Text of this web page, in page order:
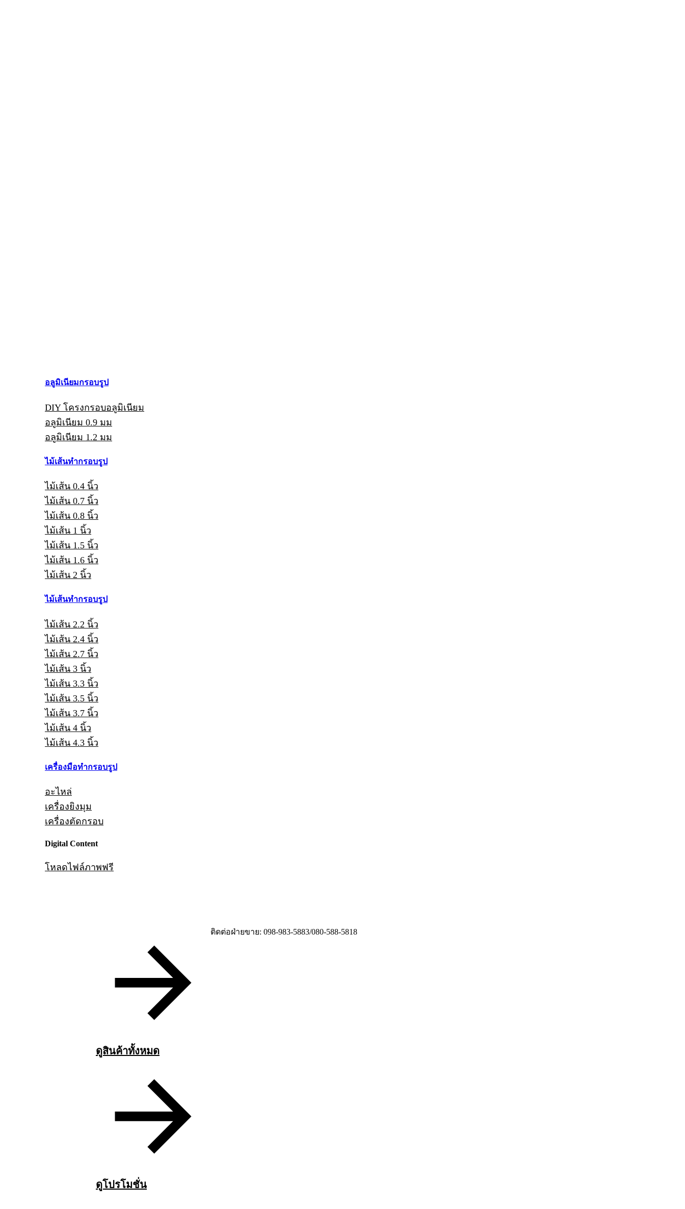
อลูมิเนียมกรอบรูป
DIY โครงกรอบอลูมิเนียม
อลูมิเนียม 0.9 มม
อลูมิเนียม 1.2 มม
ไม้เส้นทำกรอบรูป
ไม้เส้น 0.4 นิ้ว
ไม้เส้น 0.7 นิ้ว
ไม้เส้น 0.8 นิ้ว
ไม้เส้น 1 นิ้ว
ไม้เส้น 1.5 นิ้ว
ไม้เส้น 1.6 นิ้ว
ไม้เส้น 2 นิ้ว
ไม้เส้นทำกรอบรูป
ไม้เส้น 2.2 นิ้ว
ไม้เส้น 2.4 นิ้ว
ไม้เส้น 2.7 นิ้ว
ไม้เส้น 3 นิ้ว
ไม้เส้น 3.3 นิ้ว
ไม้เส้น 3.5 นิ้ว
ไม้เส้น 3.7 นิ้ว
ไม้เส้น 4 นิ้ว
ไม้เส้น 4.3 นิ้ว
เครื่องมือทำกรอบรูป
อะไหล่
เครื่องยิงมุม
เครื่องตัดกรอบ
Digital Content
โหลดไฟล์ภาพฟรี
ดูสินค้าทั้งหมด
ดูโปรโมชั่น
ติดต่อฝ่ายขาย: 098-983-5883/080-588-5818